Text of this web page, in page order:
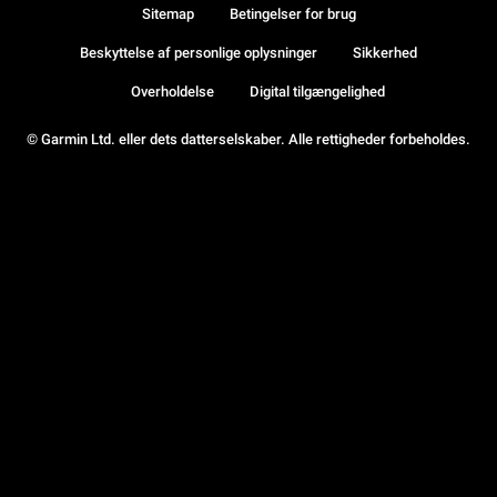
© Garmin Ltd. eller dets datterselskaber. Alle rettigheder forbeholdes.
Sitemap Betingelser for brug
Beskyttelse af personlige oplysninger Sikkerhed
Overholdelse Digital tilgængelighed